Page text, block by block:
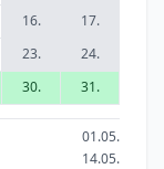
16.
17.
23.
24.
30. 31.
01.05.
14.05.